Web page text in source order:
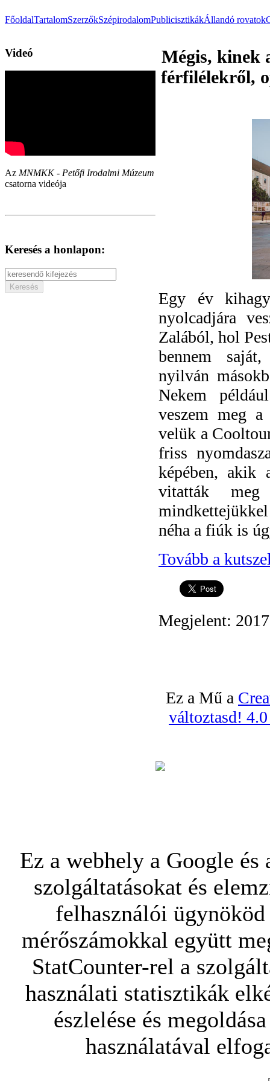
FőoldalTartalomSzerzőkSzépirodalomPublicisztikákÁllandó rovatok
Videó
Az MNMKK - Petőfi Irodalmi Múzeum
csatorna videója
Keresés a honlapon:
Mégis, kinek
férfilélekről,
Egy év
nyolcadjára
Zalából, hol
bennem
nyilván
Nekem
veszem meg
velük a
friss
képében, akik
vitatták
néha a fiúk is
Tovább a
Megjelent:
Ez a Mű a
változtasd!
Ez a webhely a Google
szolgáltatásokat és
felhasználói
mérőszámokkal együtt
StatCounter-rel a
használati statisztikák
észlelése és
használatával